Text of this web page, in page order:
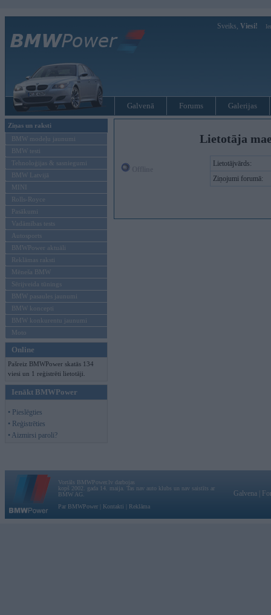
Sveiks, Viesi!
Galvenā Forums Galerijas
Ziņas un raksti
BMW modeļu jaunumi
BMW testi
Tehnoloģijas & sasniegumi
BMW Latvijā
MINI
Rolls-Royce
Pasākumi
Vadāmības tests
Autosports
BMWPower aktuāli
Reklāmas raksti
Mēneša BMW
Sērijveida tūnings
BMW pasaules jaunumi
BMW koncepti
BMW konkurentu jaunumi
Moto
Online
Pašreiz BMWPower skatās 134
viesi un 1 reģistrēti lietotāji.
Ienākt BMWPower
• Pieslēgties
• Reģistrēties
• Aizmirsi paroli?
Lietotāja
Lietotājvārds:
Ziņojumi forumā:
Vortāls BMWPower.lv darbojas
kopš 2002. gada 14. maija. Tas nav auto klubs un nav saistīts ar
BMW AG.
Par BMWPower
Kontakti Reklāma
Galvena